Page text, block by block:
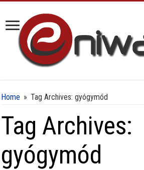
Home » Tag Archives: gyógymód
Tag Archives:
gyógymód